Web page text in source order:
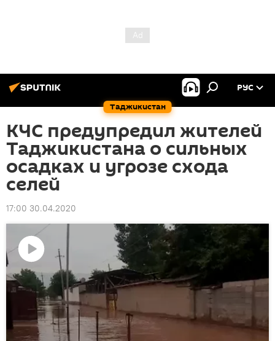
Таджикистан
РУС
КЧС предупредил жителей
Таджикистана о сильных
осадках и угрозе схода
селей
17:00 30.04.2020
Воспроизвести
видео